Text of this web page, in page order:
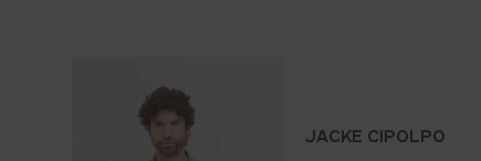
JACKE CIPOLPO